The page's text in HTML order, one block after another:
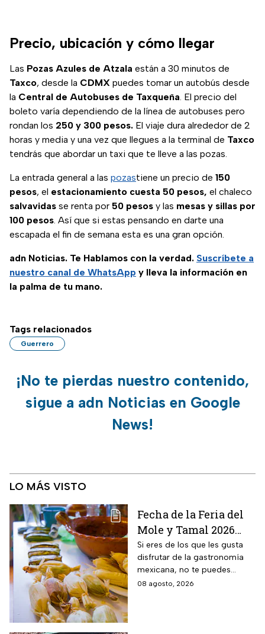
Precio, ubicación y cómo llegar
Las Pozas Azules de Atzala están a 30 minutos de
Taxco, desde la CDMX puedes tomar un autobús desde
la Central de Autobuses de Taxqueña. El precio del
boleto varía dependiendo de la línea de autobuses pero
rondan los 250 y 300 pesos. El viaje dura alrededor de 2
horas y media y una vez que llegues a la terminal de Taxco
tendrás que abordar un taxi que te lleve a las pozas.
La entrada general a las pozastiene un precio de 150
pesos, el estacionamiento cuesta 50 pesos, el chaleco
salvavidas se renta por 50 pesos y las mesas y sillas por
100 pesos. Así que si estas pensando en darte una
escapada el fin de semana esta es una gran opción.
adn Noticias. Te Hablamos con la verdad. Suscríbete a
nuestro canal de WhatsApp y lleva la información en
la palma de tu mano.
Tags relacionados
Guerrero
¡No te pierdas nuestro contenido,
sigue a adn Noticias en Google
News!
LO MÁS VISTO
Fecha de la Feria del
Mole y Tamal 2026
para que deleites tu
paladar
Si eres de los que les gusta
disfrutar de la gastronomía
mexicana, no te puedes
perder la Feria del Mole y
08 agosto, 2026